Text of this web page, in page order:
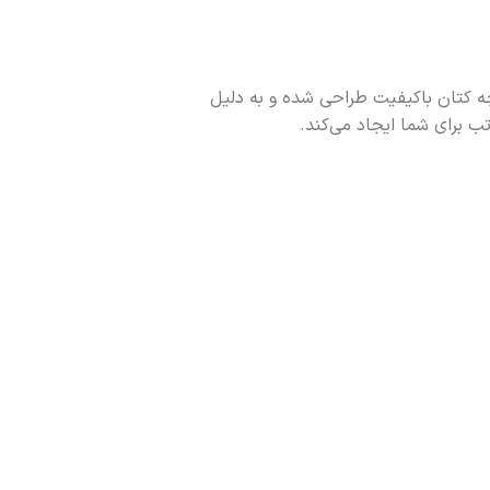
کتان باکیفیت طراحی شده و به دلیل
برای شما ایجاد می‌کند.